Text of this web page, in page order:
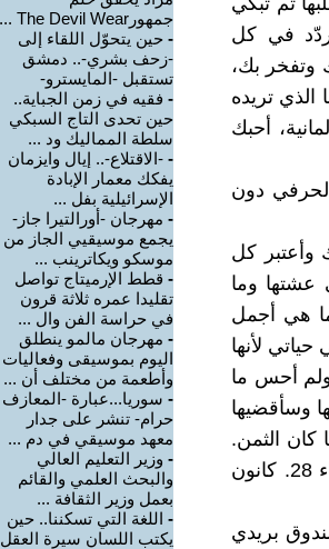
في كل
وتفخر بك،
تريده
أحبك
دون
وأعتبر كل
عشتها وما
هي أجمل
لأنها
أحس ما
وسأقضيها
كان الثمن.
أعدك أنك ستبقى الرجل الأول والأخير في حياتي. حبيبتك رهان، الأربعاء 28. كانون
بريدي
جمهورThe Devil Wear ...
- حين يتحوّل اللقاء إلى
-زحف بشري-.. دمشق
تستقبل -المايسترو-
- فقيه في زمن الجباية..
حين تحدى التاج السبكي
سلطة المماليك ود ...
- -الاقتلاع-.. إيال وايزمان
يفكك معمار الإبادة
الإسرائيلية بفل ...
- مهرجان -أورالتيرا جاز-
يجمع موسيقيي الجاز من
موسكو ويكاترينب ...
- قطط الإرميتاج تواصل
تقليدا عمره ثلاثة قرون
في حراسة الفن وال ...
- مهرجان مالمو ينطلق
اليوم بموسيقى وفعاليات
وأطعمة من مختلف أن ...
- سوريا...عبارة -المعازف
حرام- تنشر على جدار
معهد موسيقي في دم ...
- وزير التعليم العالي
والبحث العلمي والقائم
بعمل وزير الثقافة ...
- اللغة التي تسكننا.. حين
يكتب اللسان سيرة العقل